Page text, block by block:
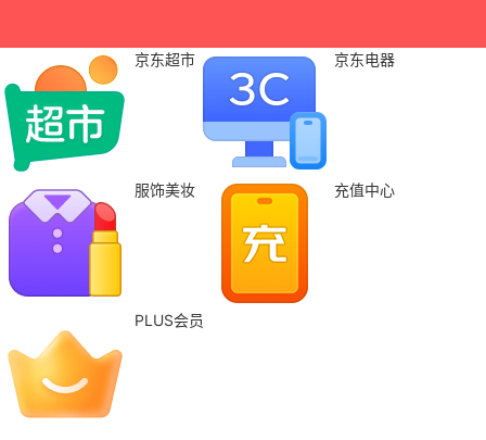
京东超市 京东电器
服饰美妆 充值中心
PLUS会员